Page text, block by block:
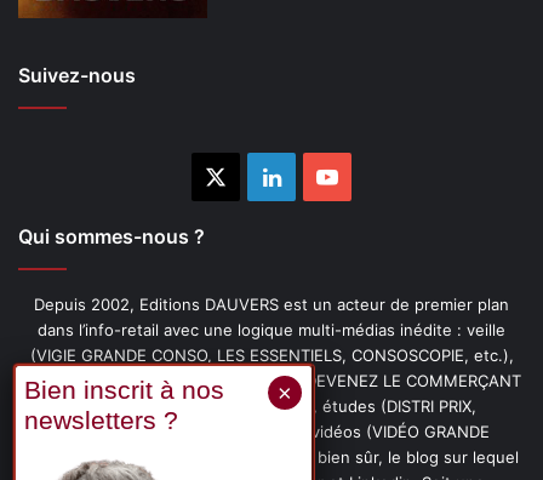
Suivez-nous
LinkedinYouTube
Qui sommes-nous ?
Depuis 2002, Editions DAUVERS est un acteur de premier plan
dans l’info-retail avec une logique multi-médias inédite : veille
(VIGIE GRANDE CONSO, LES ESSENTIELS, CONSOSCOPIE, etc.),
livres (PENSER-CLIENT, IMAGE-PRIX, DEVENEZ LE COMMERÇANT
PRÉFÉRÉ DE VOS CLIENTS, etc.), études (DISTRI PRIX,
PROMOFLASH, DRIVE INSIGHTS), vidéos (VIDÉO GRANDE
CONSO), podcasts (CAFÉ CONSO) et, bien sûr, le blog sur lequel